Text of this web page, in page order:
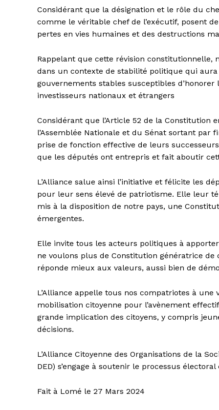
Considérant que la désignation et le rôle du
comme le véritable chef de l’exécutif, posent
pertes en vies humaines et des destructions
Rappelant que cette révision constitutionnelle,
dans un contexte de stabilité politique qui
gouvernements stables susceptibles
investisseurs nationaux et étrangers
Considérant que l’Article 52 de la Constitution
l’Assemblée Nationale et du Sénat sortant
prise de fonction effective de leurs
que les députés ont entrepris et fait aboutir
L’Alliance salue ainsi l’initiative et félicite les
pour leur sens élevé de patriotisme. Elle leur
mis à la disposition de notre pays, une
émergentes.
Elle invite tous les acteurs politiques à
ne voulons plus de Constitution génératrice
réponde mieux aux valeurs, aussi bien de
L’Alliance appelle tous nos compatriotes à
mobilisation citoyenne pour l’avènement
grande implication des citoyens, y compris
décisions.
L’Alliance Citoyenne des Organisations de la
DED) s’engage à soutenir le processus
Fait à Lomé le 27 Mars 2024